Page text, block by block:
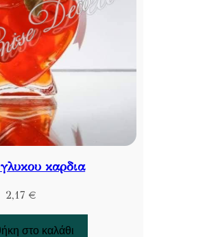
καρδια
2,17 €
στο καλάθι